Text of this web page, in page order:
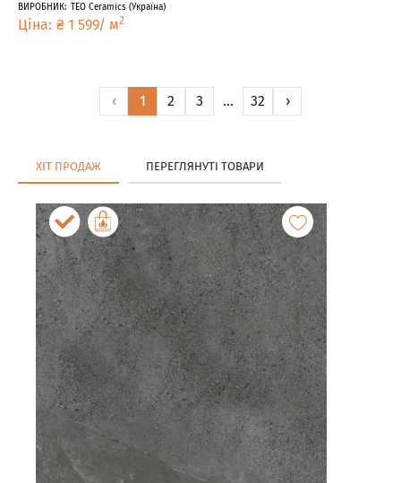
ВИРОБНИК: TEO Ceramics (Україна)
Ціна: ₴ 1 599/ м2
‹ 1 2 3 ... 32 ›
ХІТ ПРОДАЖ ПЕРЕГЛЯНУТІ ТОВАРИ